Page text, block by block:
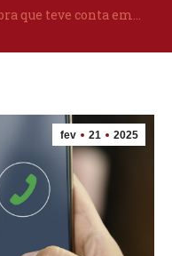
que teve conta em…
fev 21 2025